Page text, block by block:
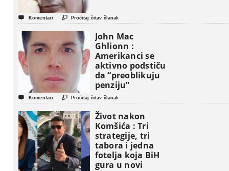
 Komentari  Pročitaj čitav članak
John Mac
Ghlionn :
Amerikanci se
aktivno podstiču
da “preoblikuju
penziju”
 Komentari  Pročitaj čitav članak
Život nakon
Komšića : Tri
strategije, tri
tabora i jedna
fotelja koja BiH
gura u novi